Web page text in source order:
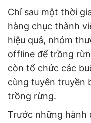
Chỉ sau một thời
hàng chục thành
hiệu quả, nhóm
offline để trồng
còn tổ chức các
cùng tuyên truyền
trồng rừng.
Trước những hành